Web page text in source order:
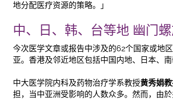
地分配医疗资源的策略。」
中、日、韩、台等地 幽门
今次医学文章或报告中涉及的62个国家或地
亚。香港及邻近地区包括中国内地、日本、
中大医学院内科及药物治疗学系教授黄秀娟
担，当中亚洲受影响的人数众多。然而，由